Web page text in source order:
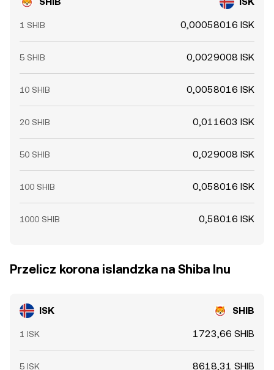
1 SHIB 0,00058016 ISK
5 SHIB 0,0029008 ISK
10 SHIB 0,0058016 ISK
20 SHIB 0,011603 ISK
50 SHIB 0,029008 ISK
100 SHIB 0,058016 ISK
1000 SHIB 0,58016 ISK
Przelicz korona islandzka na Shiba Inu
ISK SHIB
1 ISK 1723,66 SHIB
5 ISK 8618,31 SHIB